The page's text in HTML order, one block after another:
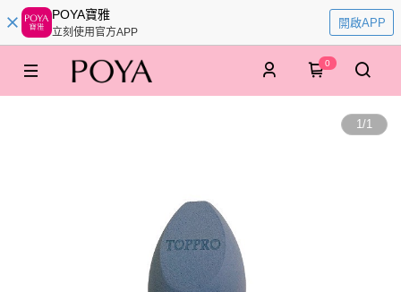
POYA寶雅
立刻使用官方APP
開啟APP
0
1/1